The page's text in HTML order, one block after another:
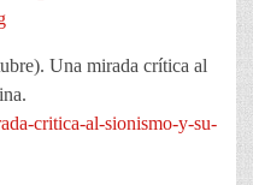
Una mirada crítica al
critica-al-sionismo-y-su-